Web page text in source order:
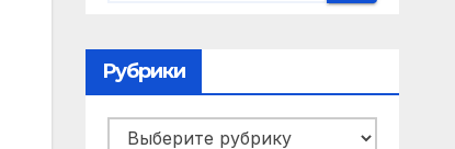
Рубрики
Рубрики